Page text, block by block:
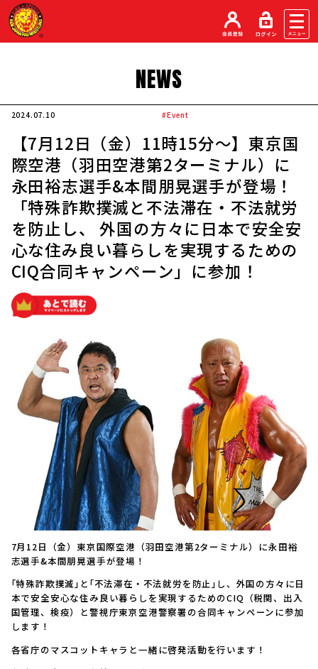
NEWS
2024.07.10 #Event
【7月12日（金）11時15分～】東京国
際空港（羽田空港第2ターミナル）に
永田裕志選手&本間朋晃選手が登場！
「特殊詐欺撲滅と不法滞在・不法就労
を防止し、 外国の方々に日本で安全安
心な住み良い暮らしを実現するための
CIQ合同キャンペーン」に参加！
7月12日（金）東京国際空港（羽田空港第2ターミナル）に永田裕
志選手&本間朋晃選手が登場！
｢特殊詐欺撲滅｣と｢不法滞在・不法就労を防止｣し、外国の方々に日
本で安全安心な住み良い暮らしを実現するためのCIQ（税関、出入
国管理、検疫）と警視庁東京空港警察署の合同キャンペーンに参加
します！
各省庁のマスコットキャラと一緒に啓発活動を行います！